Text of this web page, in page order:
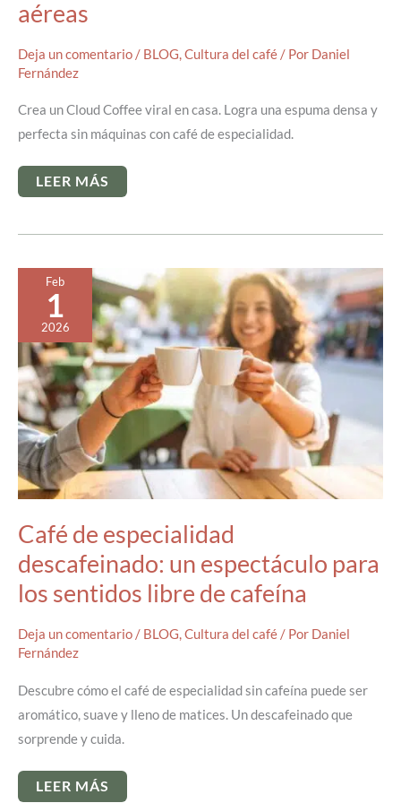
aéreas
Deja un comentario / BLOG,Cultura del café / Por Daniel
Fernández
Crea un Cloud Coffee viral en casa. Logra una espuma densa y
perfecta sin máquinas con café de especialidad.
CONSIGUE
HACER
COFFEE»
LAS
TEXTURAS
AÉREAS
LEER MÁS
Feb
1
2026
Café de especialidad
descafeinado: un espectáculo para
los sentidos libre de cafeína
Deja un comentario / BLOG,Cultura del café / Por Daniel
Fernández
Descubre cómo el café de especialidad sin cafeína puede ser
aromático, suave y lleno de matices. Un descafeinado que
sorprende y cuida.
CAFÉ
DE
LEER MÁS